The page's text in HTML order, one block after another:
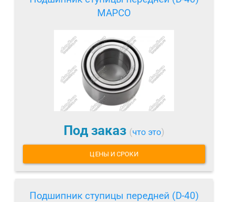
MAPCO
Под заказ (что это)
ЦЕНЫ И СРОКИ
Подшипник ступицы передней (D-40)